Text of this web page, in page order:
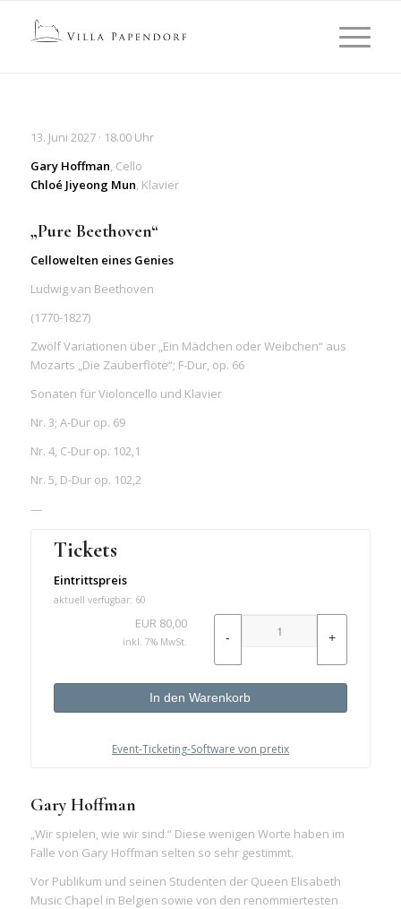
13. Juni 2027 · 18.00 Uhr
Gary Hoffman, Cello
Chloé Jiyeong Mun, Klavier
„Pure Beethoven“
Cellowelten eines Genies
Ludwig van Beethoven
(1770-1827)
Zwölf Variationen über „Ein Mädchen oder Weibchen“ aus
Mozarts „Die Zauberflöte“; F-Dur, op. 66
Sonaten für Violoncello und Klavier
Nr. 3; A-Dur op. 69
Nr. 4, C-Dur op. 102,1
Nr. 5, D-Dur op. 102,2
—
Tickets
Eintrittspreis
aktuell verfügbar: 60
EUR 80,00
inkl. 7% MwSt. - +
In den Warenkorb
Event-Ticketing-Software von pretix
Gary Hoffman
„Wir spielen, wie wir sind.“ Diese wenigen Worte haben im
Falle von Gary Hoffman selten so sehr gestimmt.
Vor Publikum und seinen Studenten der Queen Elisabeth
Music Chapel in Belgien sowie von den renommiertesten